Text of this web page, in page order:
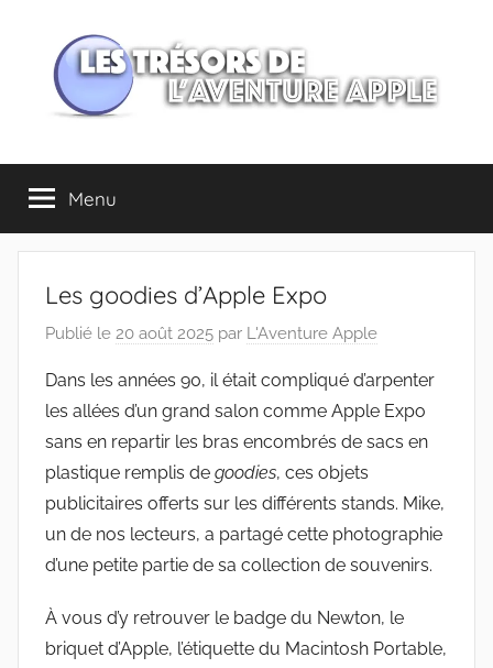
contenu
Les
trésors
de
l'Aventure
Apple
Menu
Les goodies d’Apple Expo
Publié le 20 août 2025 par L'Aventure Apple
Dans les années 90, il était compliqué d’arpenter
les allées d’un grand salon comme Apple Expo
sans en repartir les bras encombrés de sacs en
plastique remplis de goodies, ces objets
publicitaires offerts sur les différents stands. Mike,
un de nos lecteurs, a partagé cette photographie
d’une petite partie de sa collection de souvenirs.
À vous d’y retrouver le badge du Newton, le
briquet d’Apple, l’étiquette du Macintosh Portable,